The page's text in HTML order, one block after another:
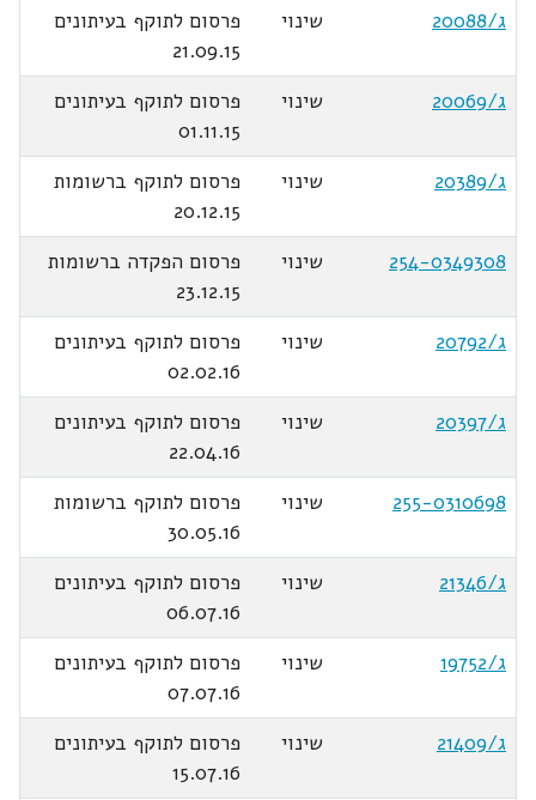
ג/20088
שינוי
פרסום לתוקף בעיתונים
21.09.15
ג/20069
שינוי
פרסום לתוקף בעיתונים
01.11.15
ג/20389
שינוי
פרסום לתוקף ברשומות
20.12.15
254-0349308
שינוי
פרסום הפקדה ברשומות
23.12.15
ג/20792
שינוי
פרסום לתוקף בעיתונים
02.02.16
ג/20397
שינוי
פרסום לתוקף בעיתונים
22.04.16
255-0310698
שינוי
פרסום לתוקף ברשומות
30.05.16
ג/21346
שינוי
פרסום לתוקף בעיתונים
06.07.16
ג/19752
שינוי
פרסום לתוקף בעיתונים
07.07.16
ג/21409
שינוי
פרסום לתוקף בעיתונים
15.07.16